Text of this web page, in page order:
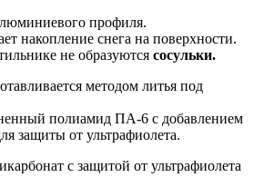
профиля.
накопление снега на поверхности.
не образуются сосульки.
методом литья под
полиамид ПА-6 с добавлением
защиты от ультрафиолета.
с защитой от ультрафиолета